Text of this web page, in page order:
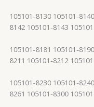
105101-8130 105101-
8142 105101-8143
105101-8181 105101-
8211 105101-8212
105101-8230 105101-
8261 105101-8300